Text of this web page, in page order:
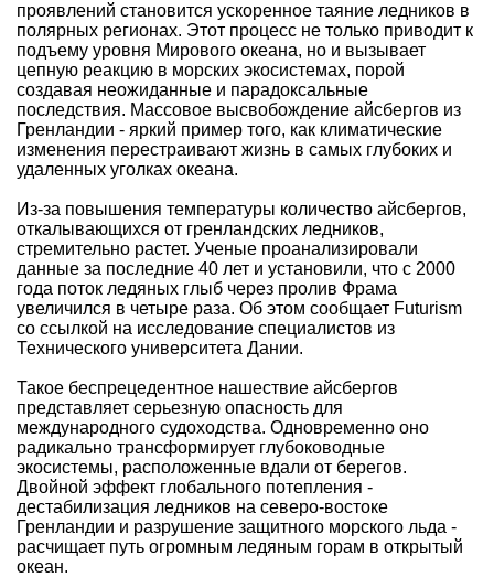
проявлений становится ускоренное таяние ледников в
полярных регионах. Этот процесс не только приводит к
подъему уровня Мирового океана, но и вызывает
цепную реакцию в морских экосистемах, порой
создавая неожиданные и парадоксальные
последствия. Массовое высвобождение айсбергов из
Гренландии - яркий пример того, как климатические
изменения перестраивают жизнь в самых глубоких и
удаленных уголках океана.
Из-за повышения температуры количество айсбергов,
откалывающихся от гренландских ледников,
стремительно растет. Ученые проанализировали
данные за последние 40 лет и установили, что с 2000
года поток ледяных глыб через пролив Фрама
увеличился в четыре раза. Об этом сообщает Futurism
со ссылкой на исследование специалистов из
Технического университета Дании.
Такое беспрецедентное нашествие айсбергов
представляет серьезную опасность для
международного судоходства. Одновременно оно
радикально трансформирует глубоководные
экосистемы, расположенные вдали от берегов.
Двойной эффект глобального потепления -
дестабилизация ледников на северо-востоке
Гренландии и разрушение защитного морского льда -
расчищает путь огромным ледяным горам в открытый
океан.